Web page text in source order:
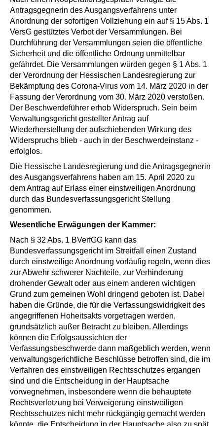
Antragsgegnerin des Ausgangsverfahrens unter
Anordnung der sofortigen Vollziehung ein auf § 15 Abs. 1
VersG gestütztes Verbot der Versammlungen. Bei
Durchführung der Versammlungen seien die öffentliche
Sicherheit und die öffentliche Ordnung unmittelbar
gefährdet. Die Versammlungen würden gegen § 1 Abs. 1
der Verordnung der Hessischen Landesregierung zur
Bekämpfung des Corona-Virus vom 14. März 2020 in der
Fassung der Verordnung vom 30. März 2020 verstoßen.
Der Beschwerdeführer erhob Widerspruch. Sein beim
Verwaltungsgericht gestellter Antrag auf
Wiederherstellung der aufschiebenden Wirkung des
Widerspruchs blieb - auch in der Beschwerdeinstanz -
erfolglos.
Die Hessische Landesregierung und die Antragsgegnerin
des Ausgangsverfahrens haben am 15. April 2020 zu
dem Antrag auf Erlass einer einstweiligen Anordnung
durch das Bundesverfassungsgericht Stellung
genommen.
Wesentliche Erwägungen der Kammer:
Nach § 32 Abs. 1 BVerfGG kann das
Bundesverfassungsgericht im Streitfall einen Zustand
durch einstweilige Anordnung vorläufig regeln, wenn dies
zur Abwehr schwerer Nachteile, zur Verhinderung
drohender Gewalt oder aus einem anderen wichtigen
Grund zum gemeinen Wohl dringend geboten ist. Dabei
haben die Gründe, die für die Verfassungswidrigkeit des
angegriffenen Hoheitsakts vorgetragen werden,
grundsätzlich außer Betracht zu bleiben. Allerdings
können die Erfolgsaussichten der
Verfassungsbeschwerde dann maßgeblich werden, wenn
verwaltungsgerichtliche Beschlüsse betroffen sind, die im
Verfahren des einstweiligen Rechtsschutzes ergangen
sind und die Entscheidung in der Hauptsache
vorwegnehmen, insbesondere wenn die behauptete
Rechtsverletzung bei Verweigerung einstweiligen
Rechtsschutzes nicht mehr rückgängig gemacht werden
könnte, die Entscheidung in der Hauptsache also zu spät